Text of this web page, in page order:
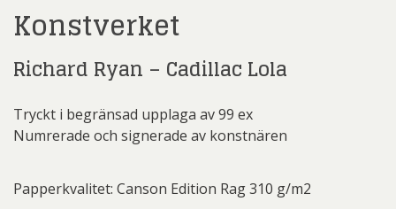
Konstverket
Richard Ryan – Cadillac Lola
Tryckt i begränsad upplaga av 99 ex
Numrerade och signerade av konstnären
Papperkvalitet: Canson Edition Rag 310 g/m2